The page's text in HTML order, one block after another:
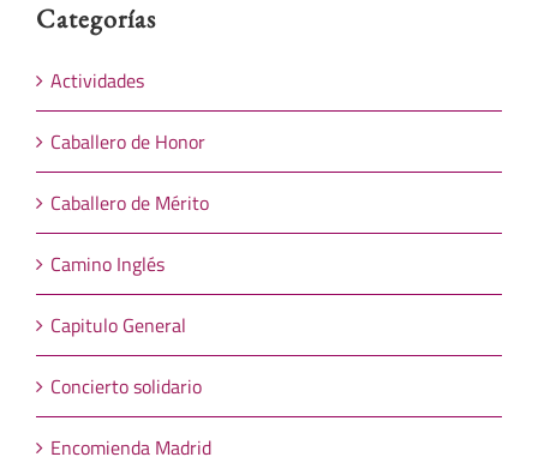
Categorías
Actividades
Caballero de Honor
Caballero de Mérito
Camino Inglés
Capitulo General
Concierto solidario
Encomienda Madrid